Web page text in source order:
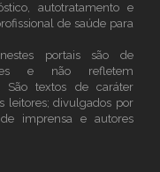
autotratamento e
de saúde para
portais são de
e não refletem
São textos de caráter
leitores; divulgados por
de imprensa e autores